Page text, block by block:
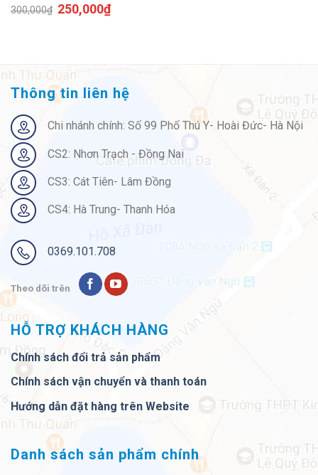
Được xếp
300,000₫ 250,000₫
Thông tin liên hệ
Chi nhánh chính: Số 99 Phố Thú Y- Hoài Đức- Hà Nội
CS2: Nhơn Trạch - Đồng Nai
CS3: Cát Tiên- Lâm Đồng
CS4: Hà Trung- Thanh Hóa
0369.101.708
Theo dõi trên
HỖ TRỢ KHÁCH HÀNG
Chính sách đổi trả sản phẩm
Chính sách vận chuyển và thanh toán
Hướng dẫn đặt hàng trên Website
Danh sách sản phẩm chính